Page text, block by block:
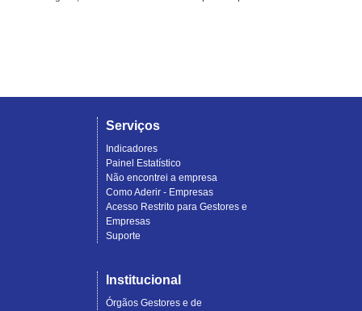
Serviços
Indicadores
Painel Estatístico
Não encontrei a empresa
Como Aderir - Empresas
Acesso Restrito para Gestores e
Empresas
Suporte
Institucional
Órgãos Gestores e de